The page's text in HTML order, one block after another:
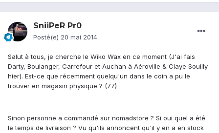
SniiPeR Pr0
Posté(e) 20 mai 2014
Salut à tous, je cherche le Wiko Wax en ce moment (J'ai fais
Darty, Boulanger, Carrefour et Auchan à Aéroville & Claye Souilly
hier). Est-ce que récemment quelqu'un dans le coin a pu le
trouver en magasin physique ? (77)
Sinon personne a commandé sur nomadstore ? Si oui quel a été
le temps de livraison ? Vu qu'ils annoncent qu'il y en a en stock